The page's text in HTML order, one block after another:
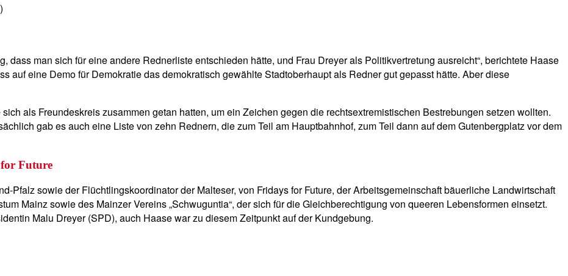
dass man sich für eine andere Rednerliste entschieden hätte, und Frau Dreyer als Politikvertretung ausreicht“, berichtete Haase
auf eine Demo für Demokratie das demokratisch gewählte Stadtoberhaupt als Redner gut gepasst hätte. Aber diese
als Freundeskreis zusammen getan hatten, um ein Zeichen gegen die rechtsextremistischen Bestrebungen setzen wollten.
gab es auch eine Liste von zehn Rednern, die zum Teil am Hauptbahnhof, zum Teil dann auf dem Gutenbergplatz vor dem
Future
Pfalz sowie der Flüchtlingskoordinator der Malteser, von Fridays for Future, der Arbeitsgemeinschaft bäuerliche Landwirtschaft
Mainz sowie des Mainzer Vereins „Schwuguntia“, der sich für die Gleichberechtigung von queeren Lebensformen einsetzt.
Malu Dreyer (SPD), auch Haase war zu diesem Zeitpunkt auf der Kundgebung.